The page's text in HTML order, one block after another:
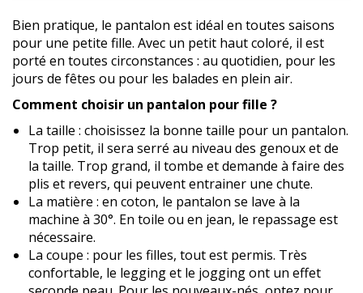
Bien pratique, le pantalon est idéal en toutes saisons
pour une petite fille. Avec un petit haut coloré, il est
porté en toutes circonstances : au quotidien, pour les
jours de fêtes ou pour les balades en plein air.
Comment choisir un pantalon pour fille ?
La taille : choisissez la bonne taille pour un pantalon.
Trop petit, il sera serré au niveau des genoux et de
la taille. Trop grand, il tombe et demande à faire des
plis et revers, qui peuvent entrainer une chute.
La matière : en coton, le pantalon se lave à la
machine à 30°. En toile ou en jean, le repassage est
nécessaire.
La coupe : pour les filles, tout est permis. Très
confortable, le legging et le jogging ont un effet